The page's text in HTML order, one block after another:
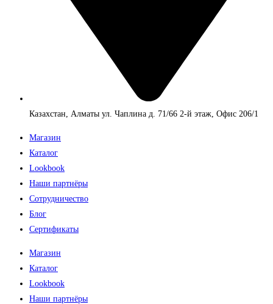
Казахстан, Алматы ул. Чаплина д. 71/66 2-й этаж, Офис 206/1
Магазин
Каталог
Lookbook
Наши партнёры
Сотрудничество
Блог
Сертификаты
Магазин
Каталог
Lookbook
Наши партнёры